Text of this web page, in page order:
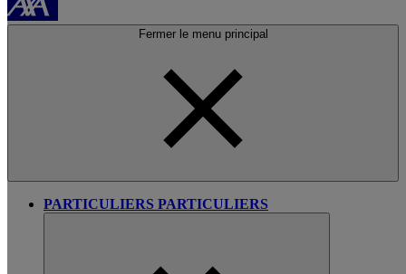
Fermer le menu principal
PARTICULIERS PARTICULIERS